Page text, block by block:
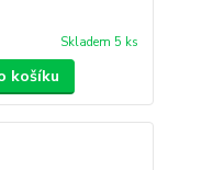
Skladem 5 ks
košíku